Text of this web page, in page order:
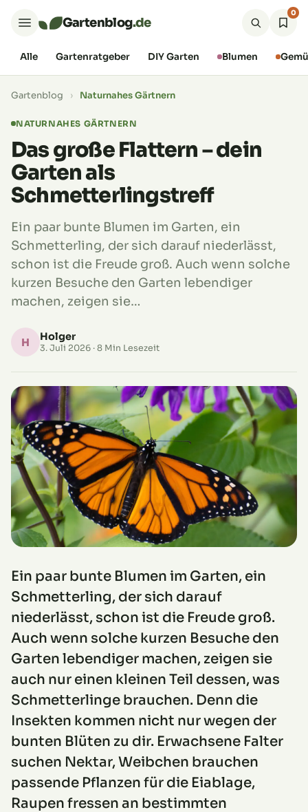
Gartenblog.de
0
Alle Gartenratgeber DIY Garten Blumen
Gartenblog › Naturnahes Gärtnern
NATURNAHES GÄRTNERN
Das große Flattern – dein
Garten als
Schmetterlingstreff
Ein paar bunte Blumen im Garten, ein
Schmetterling, der sich darauf niederlässt,
schon ist die Freude groß. Auch wenn solche
kurzen Besuche den Garten lebendiger
machen, zeigen sie…
H Holger
3. Juli 2026 · 8 Min Lesezeit
Ein paar bunte Blumen im Garten, ein
Schmetterling, der sich darauf
niederlässt, schon ist die Freude groß.
Auch wenn solche kurzen Besuche den
Garten lebendiger machen, zeigen sie
auch nur einen kleinen Teil dessen, was
Schmetterlinge brauchen. Denn die
Insekten kommen nicht nur wegen der
bunten Blüten zu dir. Erwachsene Falter
suchen Nektar, Weibchen brauchen
passende Pflanzen für die Eiablage,
Raupen fressen an bestimmten